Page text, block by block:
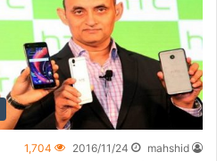
mahshid
2016/11/24
1,704